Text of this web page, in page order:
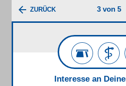
ZURÜCK 3 von 5
Interesse an